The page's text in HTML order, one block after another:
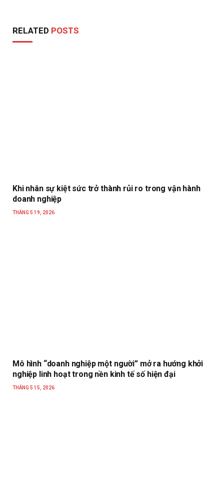
RELATED POSTS
Khi nhân sự kiệt sức trở thành rủi ro trong vận hành
doanh nghiệp
THÁNG 5 19, 2026
Mô hình “doanh nghiệp một người” mở ra hướng khởi
nghiệp linh hoạt trong nền kinh tế số hiện đại
THÁNG 5 15, 2026